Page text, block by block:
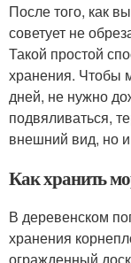
После того, как
советует не
Такой простой
хранения. Чтобы
дней, не нужно
подвяливаться,
внешний вид, но и
Как хранить
В деревенском
хранения